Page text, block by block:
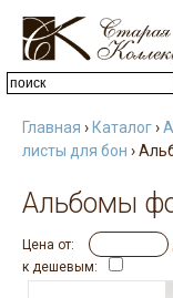
Главная › Каталог›
листы для бон ›
Альбомы
Цена от:
к дешевым: